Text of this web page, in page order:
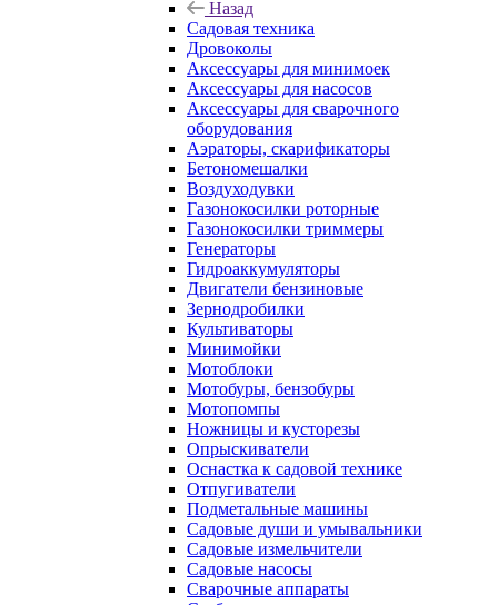
Назад
Садовая техника
Дровоколы
Аксессуары для минимоек
Аксессуары для насосов
Аксессуары для сварочного
оборудования
Аэраторы, скарификаторы
Бетономешалки
Воздуходувки
Газонокосилки роторные
Газонокосилки триммеры
Генераторы
Гидроаккумуляторы
Двигатели бензиновые
Зернодробилки
Культиваторы
Минимойки
Мотоблоки
Мотобуры, бензобуры
Мотопомпы
Ножницы и кусторезы
Опрыскиватели
Оснастка к садовой технике
Отпугиватели
Подметальные машины
Садовые души и умывальники
Садовые измельчители
Садовые насосы
Сварочные аппараты